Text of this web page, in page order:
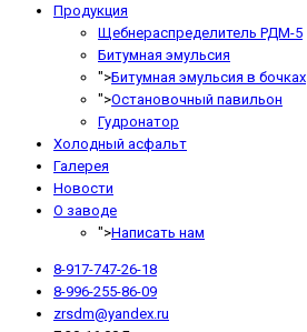
Продукция
Щебнераспределитель РДМ-5
Битумная эмульсия
">Битумная эмульсия в бочках
">Остановочный павильон
Гудронатор
Холодный асфальт
Галерея
Новости
О заводе
">Написать нам
8-917-747-26-18
8-996-255-86-09
zrsdm@yandex.ru